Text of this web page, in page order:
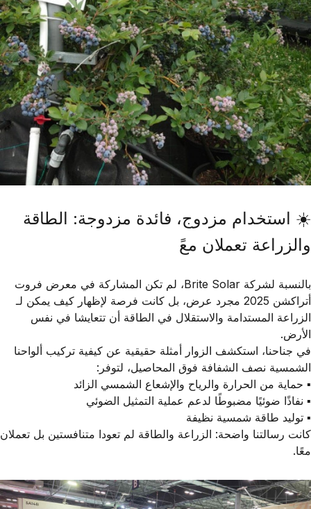
☀️ استخدام مزدوج، فائدة مزدوجة: الطاقة
والزراعة تعملان معً
بالنسبة لشركة Brite Solar، لم تكن المشاركة في معرض فروت
أتراكشن 2025 مجرد عرض، بل كانت فرصة لإظهار كيف يمكن لـ
الزراعة المستدامة والاستقلال في الطاقة أن تتعايشا في نفس
الأرض.
في جناحنا، استكشف الزوار أمثلة حقيقية عن كيفية تركيب ألواحنا
الشمسية نصف الشفافة فوق المحاصيل، لتوفر:
▪️ حماية من الحرارة والرياح والإشعاع الشمسي الزائد
▪️ نفاذًا ضوئيًا مضبوطًا لدعم عملية التمثيل الضوئي
▪️ توليد طاقة شمسية نظيفة
كانت رسالتنا واضحة: الزراعة والطاقة لم تعودا متنافستين بل تعملان
معًا.